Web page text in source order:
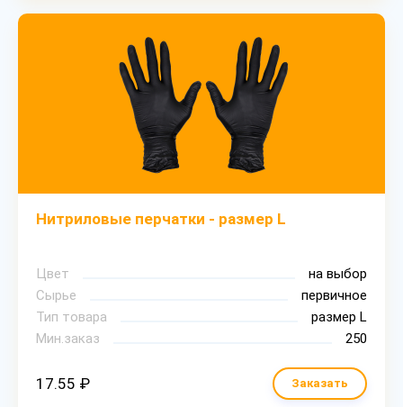
Нитриловые перчатки - размер L
Цвет
на выбор
Сырье
первичное
Тип товара
размер L
Мин.заказ
250
17.55 ₽ Заказать